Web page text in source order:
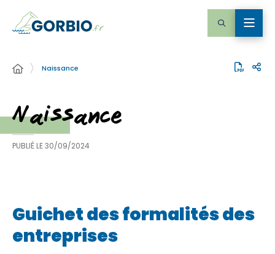
Naissance
Naissance
PUBLIÉ LE30/09/2024
Guichet des formalités des
entreprises